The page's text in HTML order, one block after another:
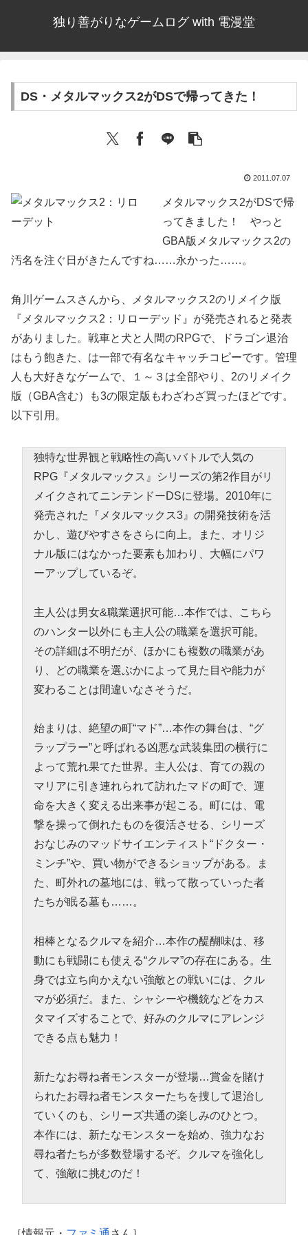
独り善がりなゲームログ with 電漫堂
DS・メタルマックス2がDSで帰ってきた！
2011.07.07
メタルマックス2がDSで帰
ってきました！ やっと
GBA版メタルマックス2の
汚名を注ぐ日がきたんですね……永かった……。
角川ゲームスさんから、メタルマックス2のリメイク版
『メタルマックス2：リローデッド』が発売されると発表
がありました。戦車と犬と人間のRPGで、ドラゴン退治
はもう飽きた、は一部で有名なキャッチコピーです。管理
人も大好きなゲームで、１～３は全部やり、2のリメイク
版（GBA含む）も3の限定版もわざわざ買ったほどです。
以下引用。
独特な世界観と戦略性の高いバトルで人気の
RPG『メタルマックス』シリーズの第2作目がリ
メイクされてニンテンドーDSに登場。2010年に
発売された『メタルマックス3』の開発技術を活
かし、遊びやすさをさらに向上。また、オリジ
ナル版にはなかった要素も加わり、大幅にパワ
ーアップしているぞ。
主人公は男女&職業選択可能…本作では、こちら
のハンター以外にも主人公の職業を選択可能。
その詳細は不明だが、ほかにも複数の職業があ
り、どの職業を選ぶかによって見た目や能力が
変わることは間違いなさそうだ。
始まりは、絶望の町“マド”…本作の舞台は、“グ
ラップラー”と呼ばれる凶悪な武装集団の横行に
よって荒れ果てた世界。主人公は、育ての親の
マリアに引き連れられて訪れたマドの町で、運
命を大きく変える出来事が起こる。町には、電
撃を操って倒れたものを復活させる、シリーズ
おなじみのマッドサイエンティスト“ドクター・
ミンチ”や、買い物ができるショップがある。ま
た、町外れの墓地には、戦って散っていった者
たちが眠る墓も……。
相棒となるクルマを紹介…本作の醍醐味は、移
動にも戦闘にも使える“クルマ”の存在にある。生
身では立ち向かえない強敵との戦いには、クル
マが必須だ。また、シャシーや機銃などをカス
タマイズすることで、好みのクルマにアレンジ
できる点も魅力！
新たなお尋ね者モンスターが登場…賞金を賭け
られたお尋ね者モンスターたちを捜して退治し
ていくのも、シリーズ共通の楽しみのひとつ。
本作には、新たなモンスターを始め、強力なお
尋ね者たちが多数登場するぞ。クルマを強化し
て、強敵に挑むのだ！